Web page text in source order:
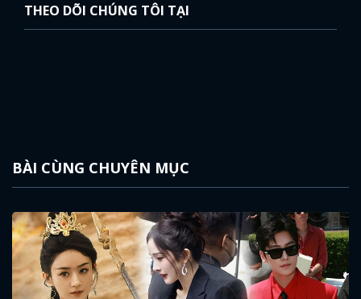
THEO DÕI CHÚNG TÔI TẠI
BÀI CÙNG CHUYÊN MỤC